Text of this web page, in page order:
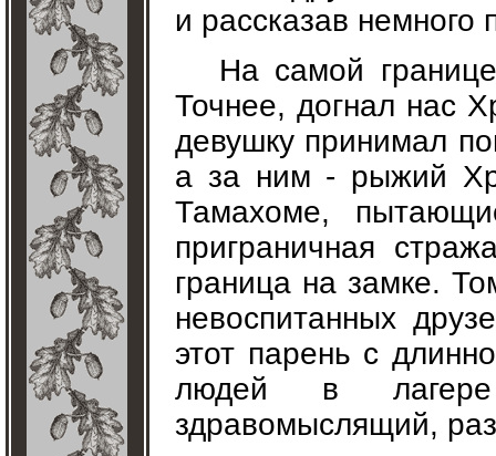
и рассказав немного
На самой
Точнее, догнал нас
девушку принимал
а за ним - рыжий
Тамахоме,
приграничная
граница на замке.
невоспитанных
этот парень с
людей в
здравомыслящий,